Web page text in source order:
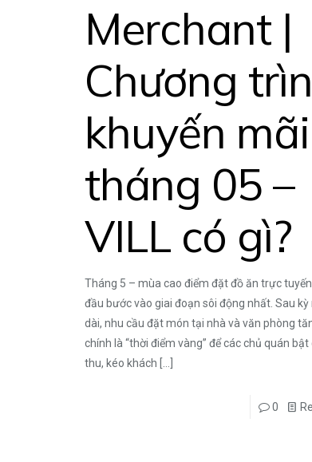
Merchant |
Chương
khuyến mãi
tháng 05 –
VILL có gì?
Tháng 5 – mùa cao điểm đặt đồ ăn trực
đầu bước vào giai đoạn sôi động nhất. Sau kỳ
dài, nhu cầu đặt món tại nhà và văn phòng
chính là “thời điểm vàng” để các chủ quán bật
thu, kéo khách […]
0